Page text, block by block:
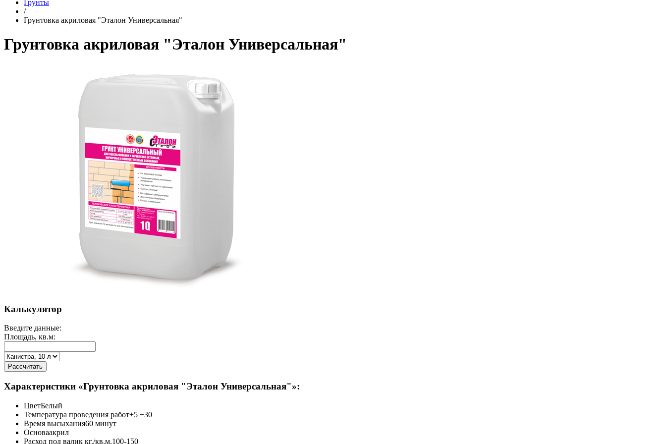
Грунты
/
Грунтовка акриловая "Эталон Универсальная"
Грунтовка акриловая "Эталон Универсальная"
Калькулятор
Введите данные:
Площадь, кв.м:
Рассчитать
Характеристики «Грунтовка акриловая "Эталон Универсальная"»:
ЦветБелый
Температура проведения работ+5 +30
Время высыхания60 минут
Основаакрил
Расход под валик кг./кв.м.100-150